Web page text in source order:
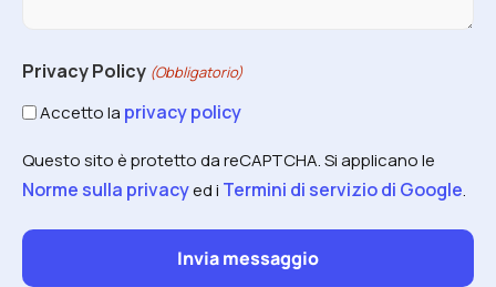
Privacy Policy (Obbligatorio)
Accetto la privacy policy
Questo sito è protetto da reCAPTCHA. Si applicano le
Norme sulla privacyed i Termini di servizio di Google.